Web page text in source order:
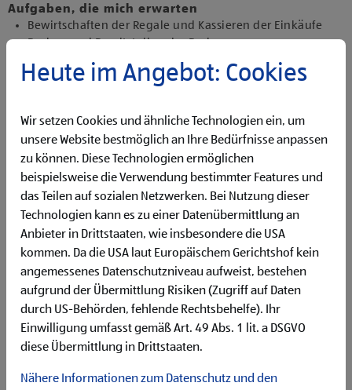
Aufgaben, die mich erwarten
Bewirtschaften der Regale und Kassieren der Einkäufe
Backen und Bereitstellen der Backware
Präsentieren von Obst und Gemüse sowie Durchführen
von Qualitätskontrollen
Betreuen der Pfandrückgabeautomaten
Qualifikationen, die ich mitbringe
abgeschlossene Ausbildung und Berufserfahrung von
Vorteil
Deutschgrundkenntnisse für die Kommunikation mit
unseren Kund:innen
Flexibilität für Früh- und Spätdienste (Montag bis
Begeisterung im Handel zu arbeiten und den
Unternehmenserfolg mitzugestalten
Freude an der Arbeit im Team für ein motiviertes
Miteinander
Bereitschaft zu körperlich anspruchsvollen Tätigkeiten
angenehme Einkaufsatmosphäre
Heute im Angebot: Cookies
Wir setzen Cookies und ähnliche Technologien ein, um
unsere Website bestmöglich an Ihre Bedürfnisse anpassen
zu können. Diese Technologien ermöglichen
beispielsweise die Verwendung bestimmter Features und
das Teilen auf sozialen Netzwerken. Bei Nutzung dieser
Technologien kann es zu einer Datenübermittlung an
Anbieter in Drittstaaten, wie insbesondere die USA
kommen. Da die USA laut Europäischem Gerichtshof kein
angemessenes Datenschutzniveau aufweist, bestehen
aufgrund der Übermittlung Risiken (Zugriff auf Daten
durch US-Behörden, fehlende Rechtsbehelfe). Ihr
Einwilligung umfasst gemäß Art. 49 Abs. 1 lit. a DSGVO
diese Übermittlung in Drittstaaten.
Nähere Informationen zum Datenschutz und den